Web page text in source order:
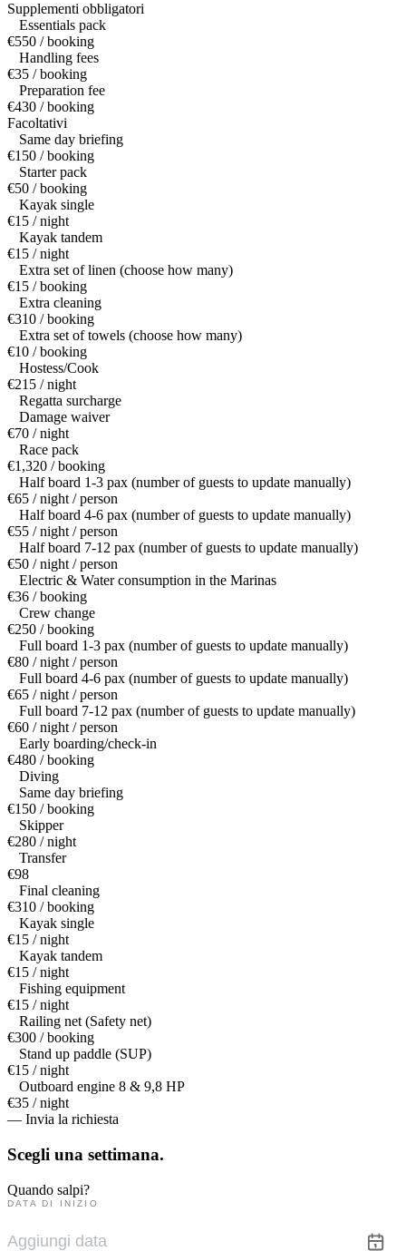
Supplementi obbligatori
Essentials pack
€550 / booking
Handling fees
€35 / booking
Preparation fee
€430 / booking
Facoltativi
Same day briefing
€150 / booking
Starter pack
€50 / booking
Kayak single
€15 / night
Kayak tandem
€15 / night
Extra set of linen (choose how many)
€15 / booking
Extra cleaning
€310 / booking
Extra set of towels (choose how many)
€10 / booking
Hostess/Cook
€215 / night
Regatta surcharge
Damage waiver
€70 / night
Race pack
€1,320 / booking
Half board 1-3 pax (number of guests to update manually)
€65 / night / person
Half board 4-6 pax (number of guests to update manually)
€55 / night / person
Half board 7-12 pax (number of guests to update manually)
€50 / night / person
Electric & Water consumption in the Marinas
€36 / booking
Crew change
€250 / booking
Full board 1-3 pax (number of guests to update manually)
€80 / night / person
Full board 4-6 pax (number of guests to update manually)
€65 / night / person
Full board 7-12 pax (number of guests to update manually)
€60 / night / person
Early boarding/check-in
€480 / booking
Diving
Same day briefing
€150 / booking
Skipper
€280 / night
Transfer
€98
Final cleaning
€310 / booking
Kayak single
€15 / night
Kayak tandem
€15 / night
Fishing equipment
€15 / night
Railing net (Safety net)
€300 / booking
Stand up paddle (SUP)
€15 / night
Outboard engine 8 & 9,8 HP
€35 / night
— Invia la richiesta
Scegli una settimana.
Quando salpi?
DATA DI INIZIO